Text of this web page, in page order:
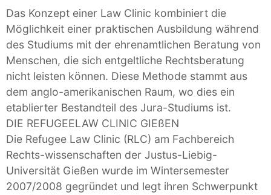
Das Konzept einer Law Clinic kombiniert die
Möglichkeit einer praktischen Ausbildung während
des Studiums mit der ehrenamtlichen Beratung von
Menschen, die sich entgeltliche Rechtsberatung
nicht leisten können. Diese Methode stammt aus
dem anglo-amerikanischen Raum, wo dies ein
etablierter Bestandteil des Jura-Studiums ist.
DIE REFUGEELAW CLINIC GIEßEN
Die Refugee Law Clinic (RLC) am Fachbereich
Rechts-wissenschaften der Justus-Liebig-
Universität Gießen wurde im Wintersemester
2007/2008 gegründet und legt ihren Schwerpunkt